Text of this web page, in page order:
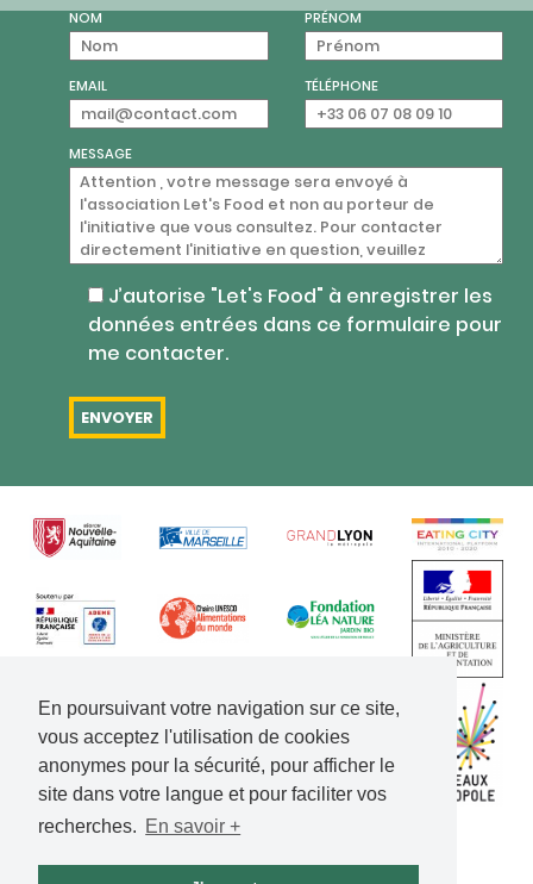
En poursuivant votre navigation sur ce site,
vous acceptez l'utilisation de cookies
anonymes pour la sécurité, pour afficher le
site dans votre langue et pour faciliter vos
recherches. En savoir +
NOM PRÉNOM
EMAIL TÉLÉPHONE
MESSAGE
J’autorise "Let's Food" à enregistrer les
données entrées dans ce formulaire pour
me contacter.